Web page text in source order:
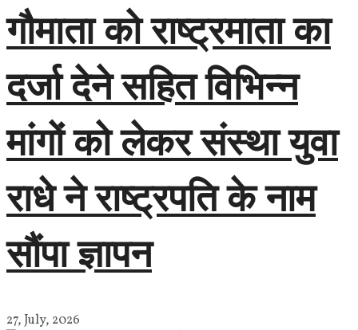
गौमाता को राष्ट्रमाता का
दर्जा देने सहित विभिन्न
मांगों को लेकर संस्था युवा
राधे ने राष्ट्रपति के नाम
सौंपा ज्ञापन
27, July, 2026